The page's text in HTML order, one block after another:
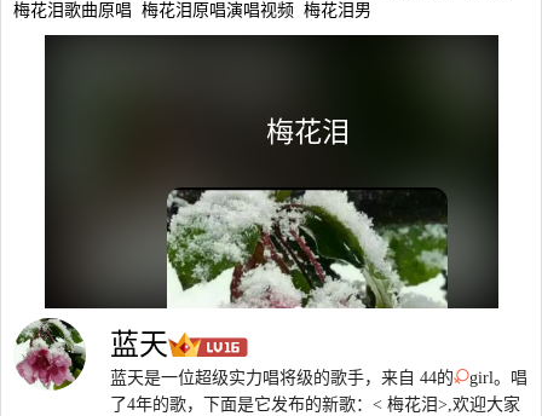
梅花泪歌曲原唱 梅花泪原唱演唱视频 梅花泪男
蓝天
蓝天是一位超级实力唱将级的歌手，来自 44的
girl。唱
了4年的歌，下面是它发布的新歌：< 梅花泪>,欢迎大家